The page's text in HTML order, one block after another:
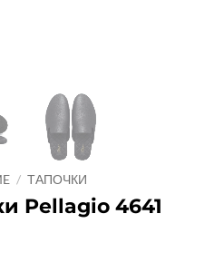
/ ТАПОЧКИ
Pellagio 4641